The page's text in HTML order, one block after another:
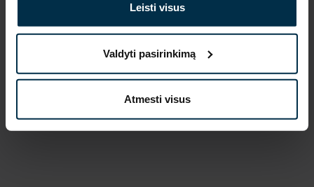
Leisti visus
Valdyti pasirinkimą
Atmesti visus
gamintojo
Nedidelės
kampanijos